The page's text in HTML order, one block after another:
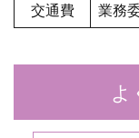
交通費
業務
よ